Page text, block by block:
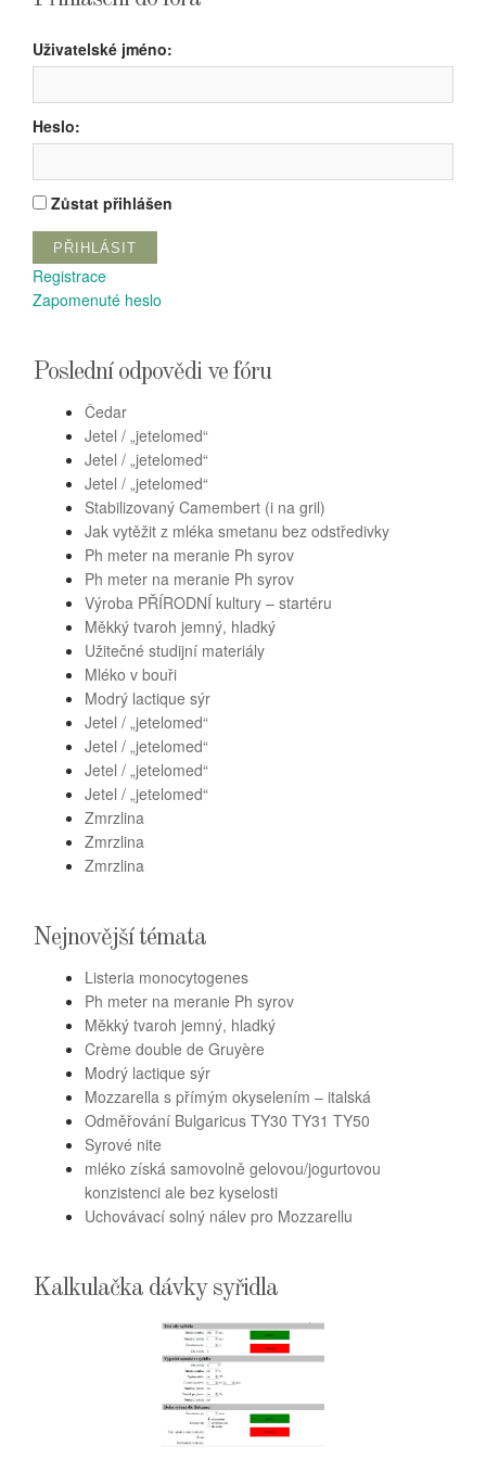
Uživatelské jméno:
Heslo:
Zůstat přihlášen
PŘIHLÁSIT
Registrace
Zapomenuté heslo
Poslední odpovědi ve fóru
Čedar
Jetel / „jetelomed“
Jetel / „jetelomed“
Jetel / „jetelomed“
Stabilizovaný Camembert (i na gril)
Jak vytěžit z mléka smetanu bez odstředivky
Ph meter na meranie Ph syrov
Ph meter na meranie Ph syrov
Výroba PŘÍRODNÍ kultury – startéru
Měkký tvaroh jemný, hladký
Užitečné studijní materiály
Mléko v bouři
Modrý lactique sýr
Jetel / „jetelomed“
Jetel / „jetelomed“
Jetel / „jetelomed“
Jetel / „jetelomed“
Zmrzlina
Zmrzlina
Zmrzlina
Nejnovější témata
Listeria monocytogenes
Ph meter na meranie Ph syrov
Měkký tvaroh jemný, hladký
Crème double de Gruyère
Modrý lactique sýr
Mozzarella s přímým okyselením – italská
Odměřování Bulgaricus TY30 TY31 TY50
Syrové nite
mléko získá samovolně gelovou/jogurtovou
konzistenci ale bez kyselosti
Uchovávací solný nálev pro Mozzarellu
Kalkulačka dávky syřidla